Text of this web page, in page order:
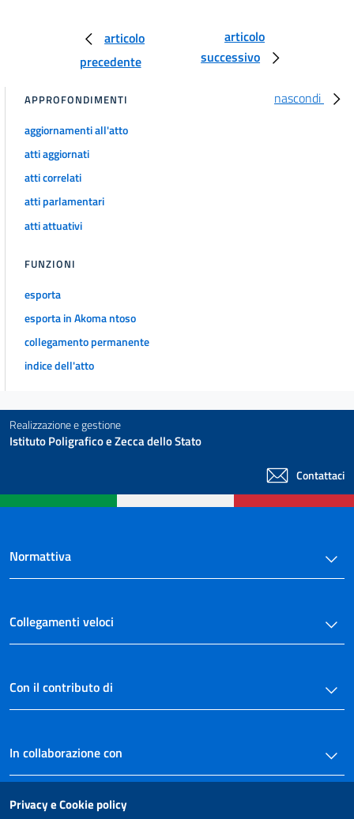
Allegato VI
Allegato VII
Allegato VIII
Allegato IX
articolo
precedente
articolo
successivo
nascondi
APPROFONDIMENTI
aggiornamenti all'atto
atti aggiornati
atti correlati
atti parlamentari
atti attuativi
FUNZIONI
esporta
esporta in Akoma ntoso
collegamento permanente
indice dell'atto
Realizzazione e gestione
Istituto Poligrafico e Zecca dello Stato
Contattaci
Normattiva
Collegamenti veloci
Con il contributo di
In collaborazione con
Privacy e Cookie policy